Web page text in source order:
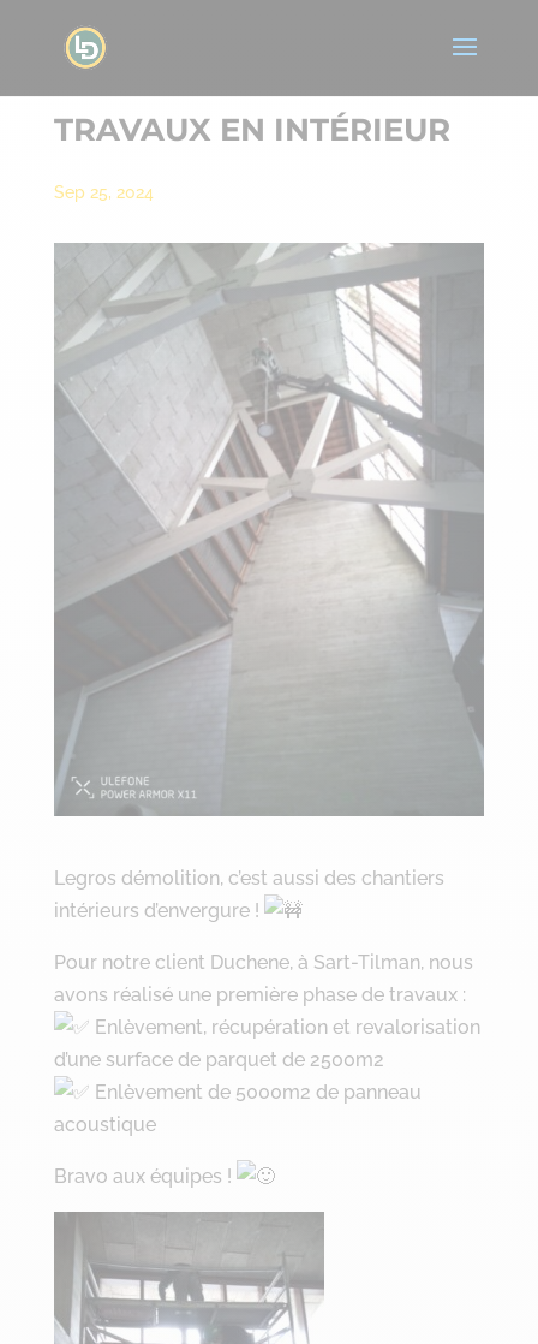
TRAVAUX EN INTÉRIEUR
Sep 25, 2024
Legros démolition, c’est aussi des chantiers
intérieurs d’envergure !
Pour notre client Duchene, à Sart-Tilman, nous
avons réalisé une première phase de travaux :
Enlèvement, récupération et revalorisation
d’une surface de parquet de 2500m2
Enlèvement de 5000m2 de panneau
acoustique
Bravo aux équipes !